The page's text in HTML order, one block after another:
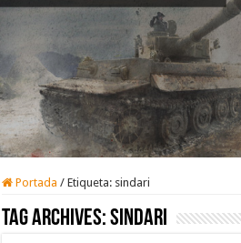
Portada / Etiqueta: sindari
Tag Archives:sindari